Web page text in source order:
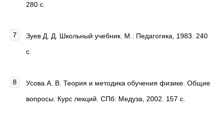
280 с.
Зуев Д. Д. Школьный учебник. М.: Педагогика, 1983. 240
с.
Усова А. В. Теория и методика обучения физике. Общие
вопросы: Курс лекций. СПб: Медуза, 2002. 157 с.